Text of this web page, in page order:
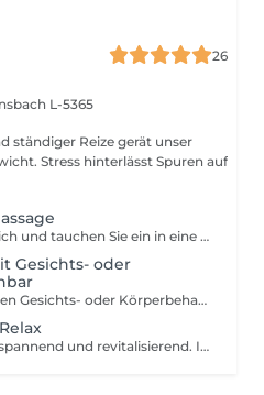
26
L-5365
ständiger Reize gerät unser
Stress hinterlässt Spuren auf
Lassen Sie den Alltag hinter sich und tauchen Sie ein in eine Welt absoluten Wohlbefindens. Diese Massage ist für alle die Stress und Hektik ausgesetzt sind. Sie konzentriert sich auf ihr inneres Wohlbefinden, vermittelt Balance und gleicht die Bedürfnisse des Körpers aus. Körper, Geist und Seele werden entspannt und die Energiezirkulation wird wiederhergestellt.
Gesichts- oder
(nur als Zusatz zu einer anderen Gesichts- oder Körperbehandlung buchbar)
Diese kurze Auszeit wirkt entspannend und revitalisierend. Ideal um die Akkus in der Mittagspause oder nach Feierabend noch einmal aufzuladen. Die Haut wird mild gereinigt und tonisiert. Eine Kombination aus Rücken- Gesicht und Kopfmassage bringt Ihnen intensive Entspannung. Für ein frisches und energiegeladenes Aussehen werden Ihre Wimpern und Augenbrauen gefärbt.